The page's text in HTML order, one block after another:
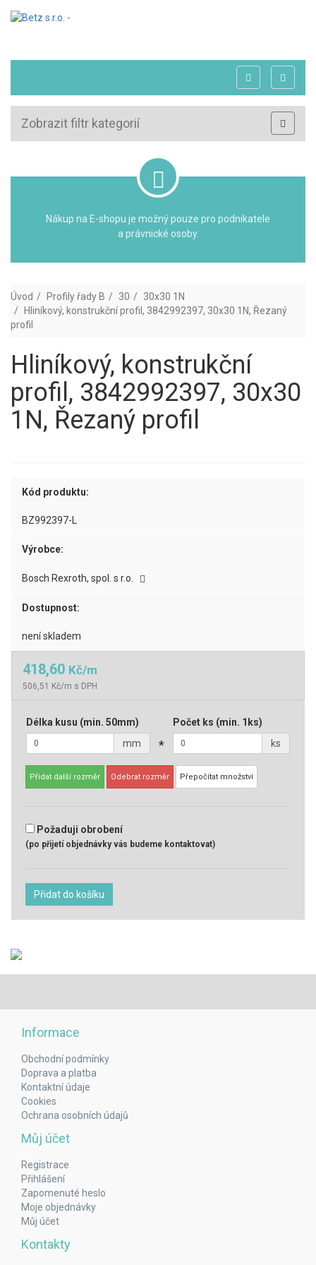
Zobrazit filtr kategorií
Nákup na E-shopu je možný pouze pro podnikatele
a právnické osoby.
Úvod Profily řady B 30
30x30 1N
Hliníkový, konstrukční profil, 3842992397, 30x30 1N, Řezaný
profil
Hliníkový, konstrukční
profil, 3842992397, 30x30
1N, Řezaný profil
Kód produktu:
BZ992397-L
Výrobce:
Bosch Rexroth, spol. s r.o.
Dostupnost:
není skladem
418,60 Kč/m
506,51 Kč/m s DPH
Délka kusu (min. 50mm)
mm
*
Počet ks (min. 1ks)
ks
Přidat další rozměr Odebrat rozměr Přepočítat množství
Požaduji obrobení
(po přijetí objednávky vás budeme kontaktovat)
Přidat do košíku
Informace
Obchodní podmínky
Doprava a platba
Kontaktní údaje
Cookies
Ochrana osobních údajů
Můj účet
Registrace
Přihlášení
Zapomenuté heslo
Moje objednávky
Můj účet
Kontakty